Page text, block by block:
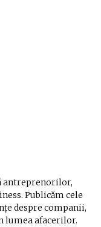
antreprenorilor,
Publicăm cele
despre companii,
lumea afacerilor.